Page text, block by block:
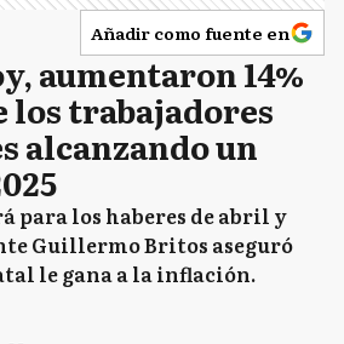
Añadir como fuente en
aumentaron 14%
los trabajadores
alcanzando un
para los haberes de abril y
Guillermo Britos aseguró
le gana a la inflación.